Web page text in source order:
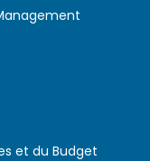
et du Budget